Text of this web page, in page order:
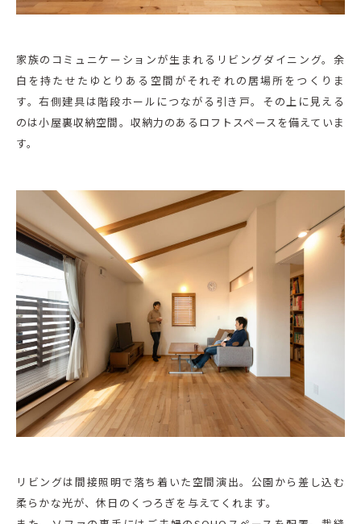
家族のコミュニケーションが生まれるリビングダイニング。余
白を持たせたゆとりある空間がそれぞれの居場所をつくりま
す。右側建具は階段ホールにつながる引き戸。その上に見える
のは小屋裏収納空間。収納力のあるロフトスペースを備えていま
す。
リビングは間接照明で落ち着いた空間演出。公園から差し込む
柔らかな光が、休日のくつろぎを与えてくれます。